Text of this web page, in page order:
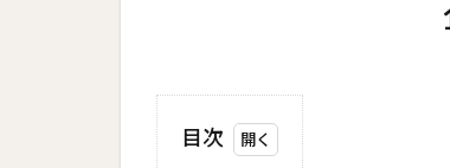
目次